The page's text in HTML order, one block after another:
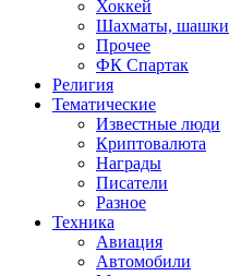
Хоккей
Шахматы, шашки
Прочее
ФК Спартак
Религия
Тематические
Известные люди
Криптовалюта
Награды
Писатели
Разное
Техника
Авиация
Автомобили